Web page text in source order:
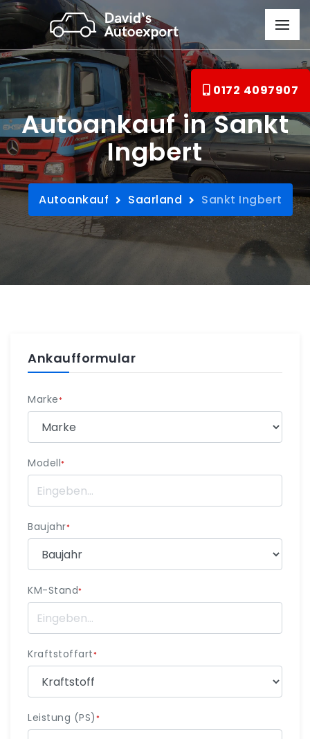
0172 4097907
Autoankauf in Sankt
Ingbert
Autoankauf Saarland Sankt Ingbert
Ankaufformular
Marke*
Modell*
Baujahr*
KM-Stand*
Kraftstoffart*
Leistung (PS) *